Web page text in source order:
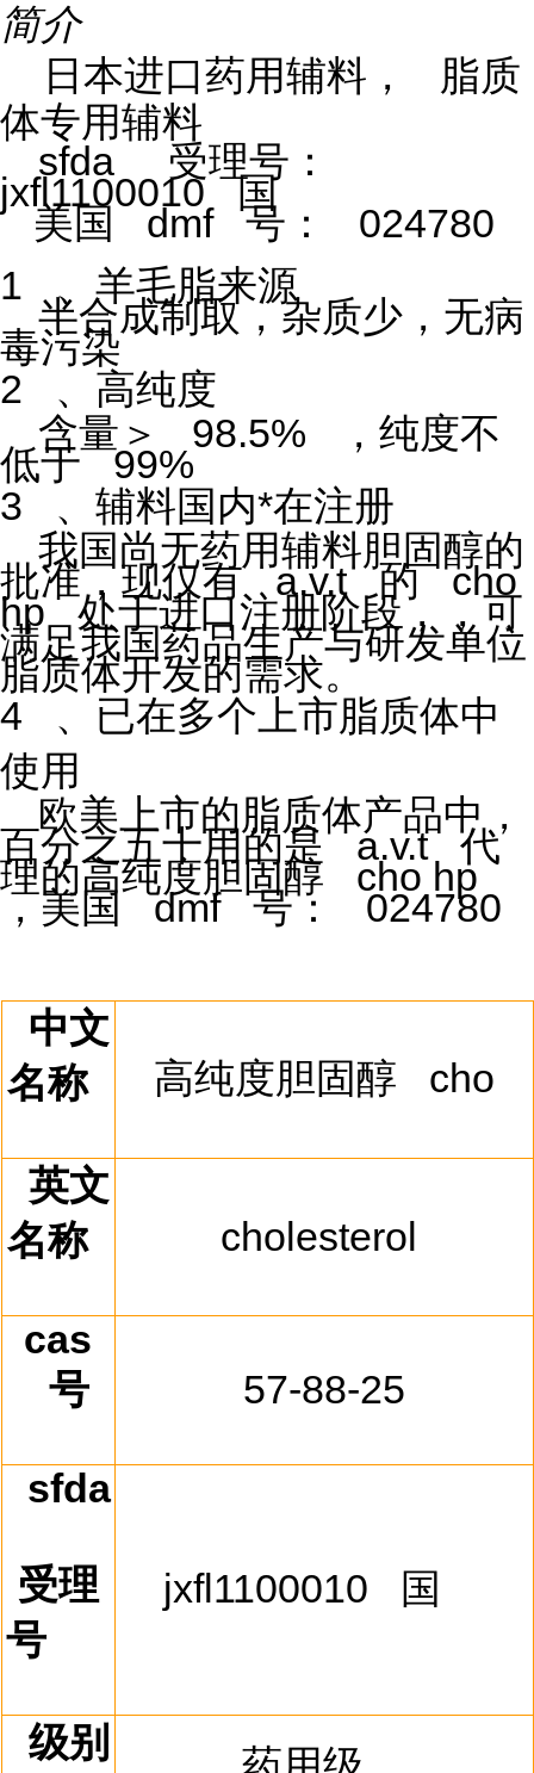
简介
日本进口药用辅料，
脂质
体专用辅料
sfda
受理号：
jxfl1100010 国
美国 dmf 号：
024780
1
、羊毛脂来源
半合成制取，杂质少，无病
毒污染
2
、高纯度
含量＞
98.5% ，纯度不
低于 99%
3
、辅料国内*在注册
我国尚无药用辅料胆固醇的
批准，现仅有 a.v.t 的 cho
hp 处于进口注册阶段，，可
满足我国药品生产与研发单位
脂质体开发的需求。
4
、已在多个上市脂质体中
使用
欧美上市的脂质体产品中，
百分之五十用的是 a.v.t 代
理的高纯度胆固醇 cho hp
，美国 dmf 号： 024780
中文
名称
高纯度胆固醇 cho
英文
名称
cholesterol
cas
号
57-88-25
sfda
受理
号
jxfl1100010 国
级别